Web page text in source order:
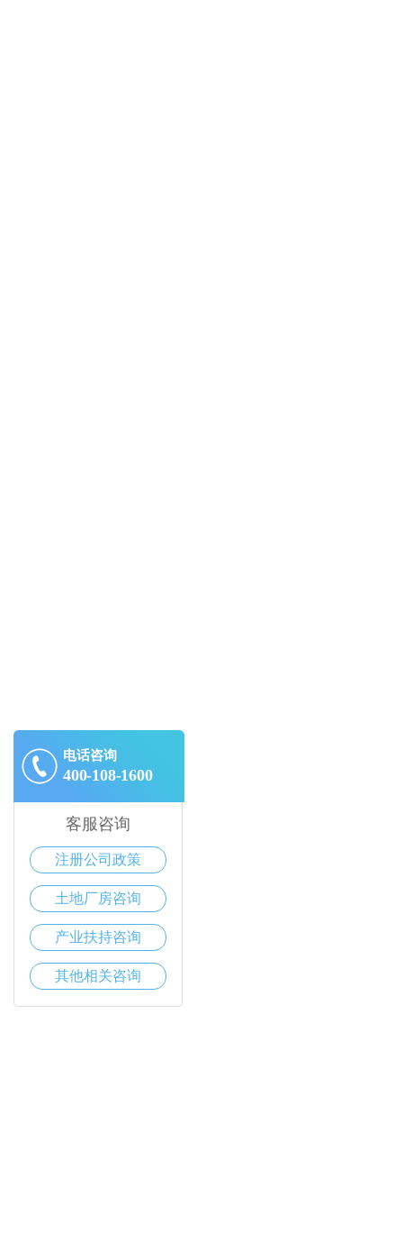
电话咨询
400-108-1600
客服咨询
注册公司政策
土地厂房咨询
产业扶持咨询
其他相关咨询